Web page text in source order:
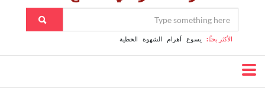
الأكثر بحثًا: يسوع اَهرام الشهوة الخطية